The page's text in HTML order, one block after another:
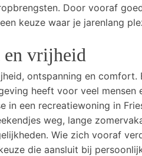
Door vooraf
keuze waar je jarenlang
en vrijheid
ontspanning en
heeft voor veel mensen
in een recreatiewoning in
weg, lange
Wie zich vooraf
die aansluit bij